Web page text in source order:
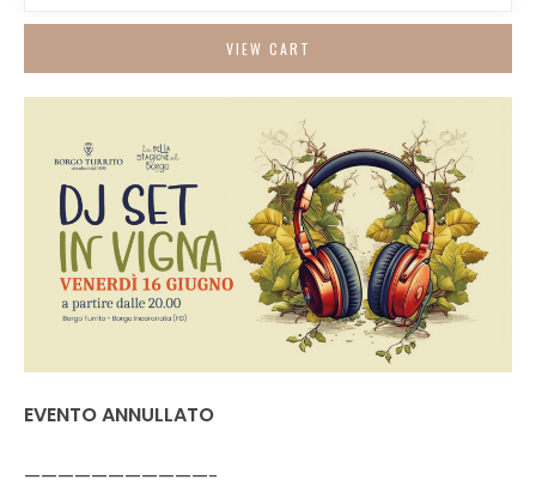
VIEW CART
EVENTO ANNULLATO
———————————-